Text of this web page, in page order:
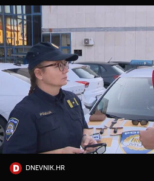
DNEVNIK.HR